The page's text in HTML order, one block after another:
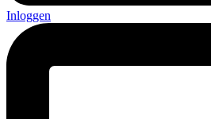
Inloggen